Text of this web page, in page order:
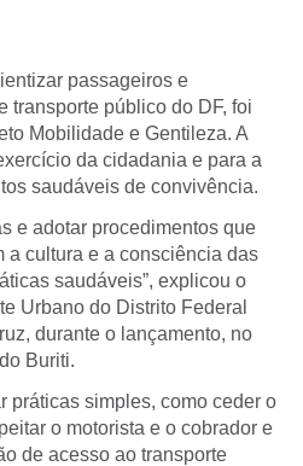
passageiros e
transporte público do DF, foi
Mobilidade e Gentileza. A
da cidadania e para a
saudáveis de convivência.
e adotar procedimentos que
a cultura e a consciência das
saudáveis”, explicou o
Urbano do Distrito Federal
durante o lançamento, no
Buriti.
práticas simples, como ceder o
o motorista e o cobrador e
de acesso ao transporte